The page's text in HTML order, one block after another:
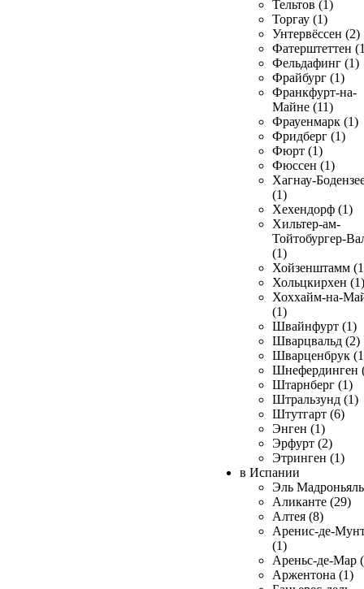
Тельтов (1)
Торгау (1)
Унтервёссен (2)
Фатерштеттен
Фельдафинг (1)
Фрайбург (1)
Франкфурт-на-
Майне (11)
Фрауенмарк (1)
Фридберг (1)
Фюрт (1)
Фюссен (1)
Хагнау-
(1)
Хехендорф (1)
Хильтер-ам-
Тойтобургер-
(1)
Хойзенштамм
Хольцкирхен (1)
Хоххайм-на-
(1)
Швайнфурт (1)
Шварцвальд (2)
Шварценбрук
Шнефердинген
Штарнберг (1)
Штральзунд (1)
Штутгарт (6)
Энген (1)
Эрфурт (2)
Этринген (1)
в Испании
Эль
Аликанте (29)
Алтея (8)
Аренис-де-
(1)
Ареньс-де-Мар
Аржентона (1)